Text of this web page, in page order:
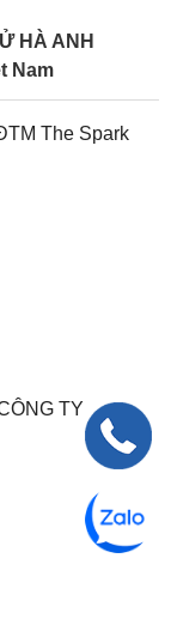
HÀ ANH
Nam
The Spark
TY